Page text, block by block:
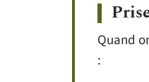
Quand
: